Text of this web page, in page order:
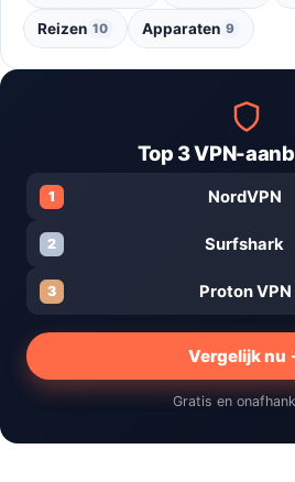
Reizen 10 Apparaten 9
Top 3 VPN-
1 NordVPN
2 Surfshark
3 Proton VPN
Vergelijk nu
Gratis en